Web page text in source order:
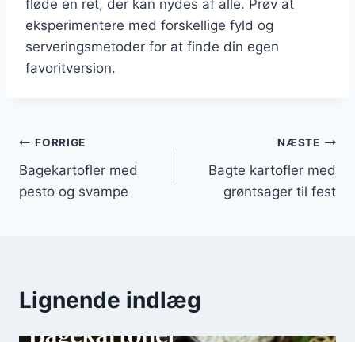
fløde en ret, der kan nydes af alle. Prøv at
eksperimentere med forskellige fyld og
serveringsmetoder for at finde din egen
favoritversion.
Indlægsnavigation
FORRIGE
Bagekartofler med
pesto og svampe
NÆSTE
Bagte kartofler med
grøntsager til fest
Lignende indlæg